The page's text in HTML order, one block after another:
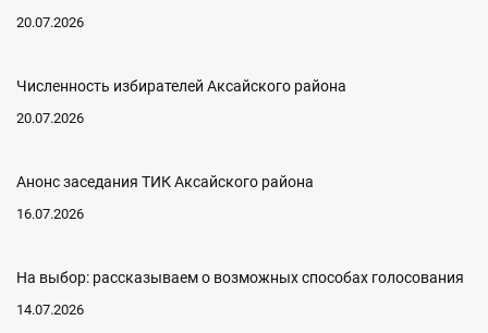
20.07.2026
Численность избирателей Аксайского района
20.07.2026
Анонс заседания ТИК Аксайского района
16.07.2026
На выбор: рассказываем о возможных способах голосования
14.07.2026